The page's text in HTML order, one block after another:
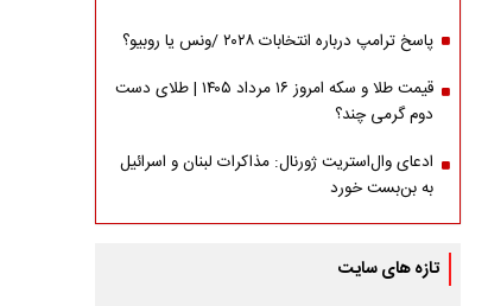
پاسخ ترامپ درباره انتخابات ۲۰۲۸ /ونس یا روبیو؟
قیمت طلا و سکه امروز ۱۶ مرداد ۱۴۰۵ | طلای دست
دوم گرمی چند؟
ادعای وال‌استریت ژورنال: مذاکرات لبنان و اسرائیل
به بن‌بست خورد
تازه های سایت